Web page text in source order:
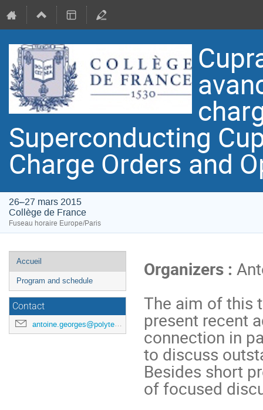
Superconducting
Charge Orders and
26–27 mars 2015
Collège de France
Fuseau horaire Europe/Paris
Menu
de
l'événement
Accueil
Program and schedule
Contact
antoine.georges@polytechnique.edu
Organizers :
The aim of this
present recent
connection in
to discuss
Besides short
of focused